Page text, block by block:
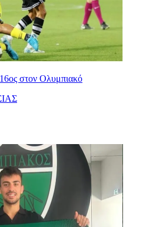
στον Ολυμπιακό